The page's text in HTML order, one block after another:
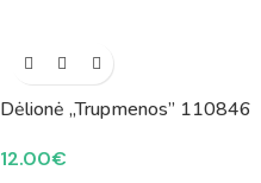
Dėlionė „Trupmenos” 110846
12.00€